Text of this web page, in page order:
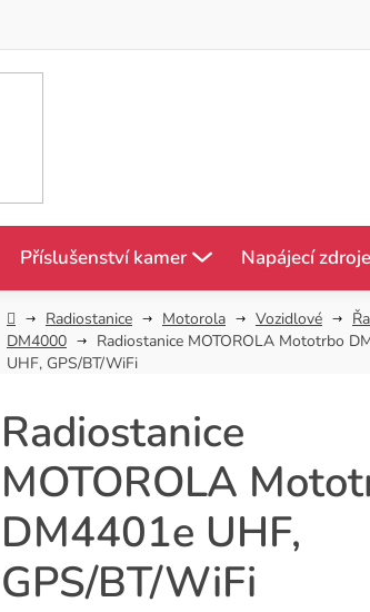
Příslušenství kamer Napájecí zdroje
DomůRadiostanice Motorola Vozidlové
DM4000
Radiostanice MOTOROLA Mototrbo
UHF, GPS/BT/WiFi
Radiostanice
MOTOROLA
DM4401e UHF,
GPS/BT/WiFi